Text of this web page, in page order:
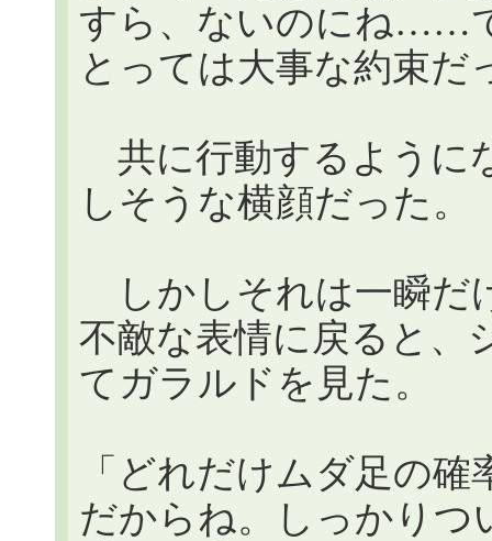
すら、ないのにね……
とっては大事な約束
共に行動するように
しそうな横顔だった。
しかしそれは一瞬だ
不敵な表情に戻ると、
てガラルドを見た。
「どれだけムダ足の
だからね。しっかりつ